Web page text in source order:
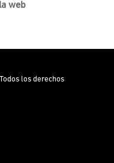
web
los derechos